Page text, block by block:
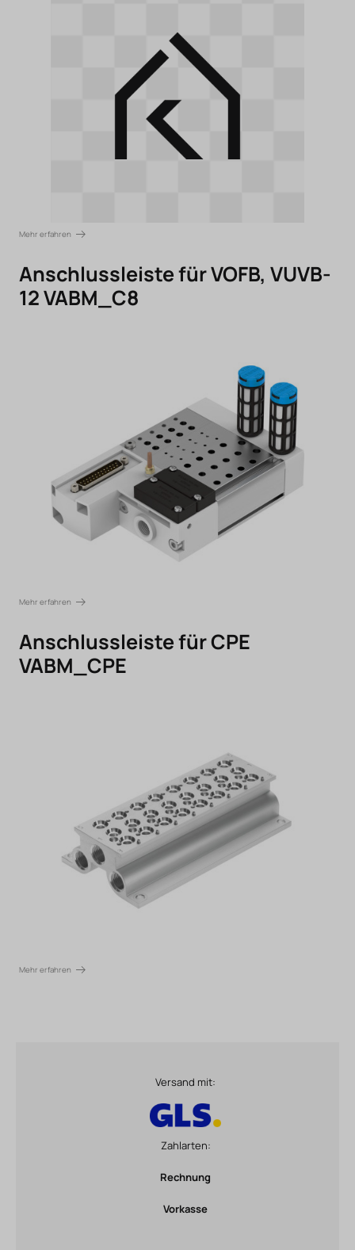
Mehr erfahren
Anschlussleiste für VOFB, VUVB-
12 VABM_C8
Mehr erfahren
Anschlussleiste für CPE
VABM_CPE
Mehr erfahren
Versand mit:
Zahlarten:
Rechnung
Vorkasse